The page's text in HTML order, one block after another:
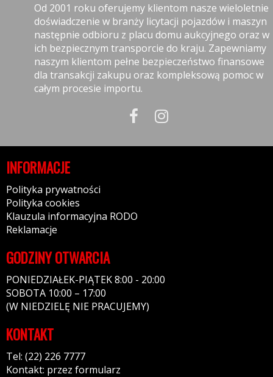
Od 2001 roku oferujemy klientom nasze wieloletnie
doświadczenie w branży licytacji pojazdów i maszyn
następnie odbioru z placu domu aukcyjnego oraz w
ich bezpiecznym transporcie do kraju. Zapewniamy
naszym klientom pełne bezpieczeństwo finansowe
dla transakcji zakupu oraz kompleksową pomoc w
całym procesie importu.
INFORMACJE
Polityka prywatności
Polityka cookies
Klauzula informacyjna RODO
Reklamacje
GODZINY OTWARCIA
PONIEDZIAŁEK-PIĄTEK 8:00 - 20:00
SOBOTA 10:00 – 17:00
(W NIEDZIELĘ NIE PRACUJEMY)
KONTAKT
Tel: (22) 226 7777
Kontakt: przez formularz